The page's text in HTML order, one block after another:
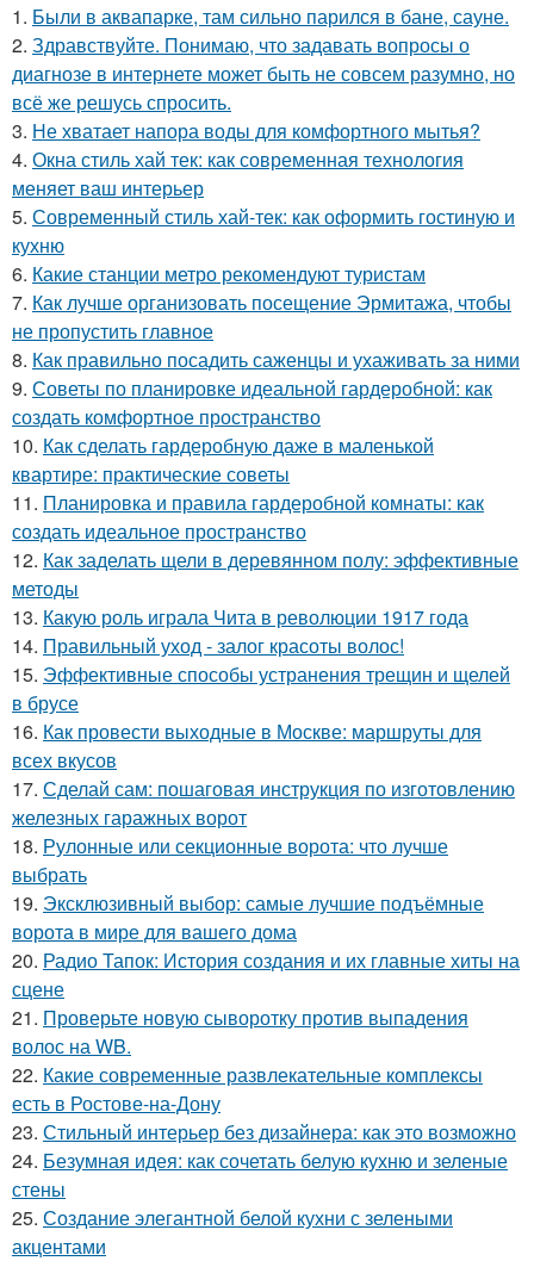
1. Были в аквапарке, там сильно парился в бане, сауне.
2. Здравствуйте. Понимаю, что задавать вопросы о
диагнозе в интернете может быть не совсем разумно, но
всё же решусь спросить.
3. Не хватает напора воды для комфортного мытья?
4. Окна стиль хай тек: как современная технология
меняет ваш интерьер
5. Современный стиль хай-тек: как оформить гостиную и
кухню
6. Какие станции метро рекомендуют туристам
7. Как лучше организовать посещение Эрмитажа, чтобы
не пропустить главное
8. Как правильно посадить саженцы и ухаживать за ними
9. Советы по планировке идеальной гардеробной: как
создать комфортное пространство
10. Как сделать гардеробную даже в маленькой
квартире: практические советы
11. Планировка и правила гардеробной комнаты: как
создать идеальное пространство
12. Как заделать щели в деревянном полу: эффективные
методы
13. Какую роль играла Чита в революции 1917 года
14. Правильный уход - залог красоты волос!
15. Эффективные способы устранения трещин и щелей
в брусе
16. Как провести выходные в Москве: маршруты для
всех вкусов
17. Сделай сам: пошаговая инструкция по изготовлению
железных гаражных ворот
18. Рулонные или секционные ворота: что лучше
выбрать
19. Эксклюзивный выбор: самые лучшие подъёмные
ворота в мире для вашего дома
20. Радио Тапок: История создания и их главные хиты на
сцене
21. Проверьте новую сыворотку против выпадения
волос на WB.
22. Какие современные развлекательные комплексы
есть в Ростове-на-Дону
23. Стильный интерьер без дизайнера: как это возможно
24. Безумная идея: как сочетать белую кухню и зеленые
стены
25. Создание элегантной белой кухни с зелеными
акцентами